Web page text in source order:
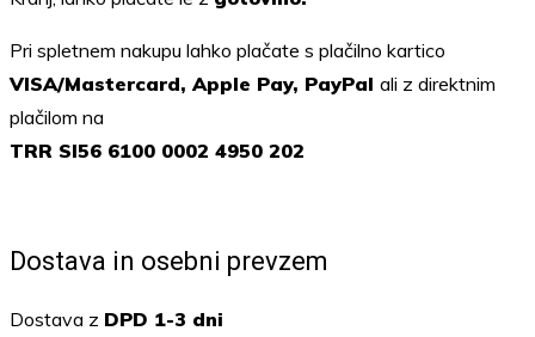
Pri spletnem nakupu lahko plačate s plačilno kartico
VISA/Mastercard, Apple Pay, PayPal ali z direktnim
plačilom na
TRR SI56 6100 0002 4950 202
Dostava in osebni prevzem
Dostava z DPD 1-3 dni